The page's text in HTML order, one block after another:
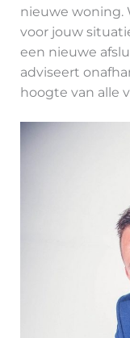
nieuwe woning.
voor jouw
een nieuwe
adviseert
hoogte van alle